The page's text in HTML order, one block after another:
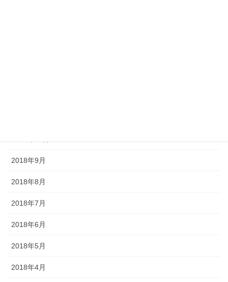
2018年9月
2018年8月
2018年7月
2018年6月
2018年5月
2018年4月